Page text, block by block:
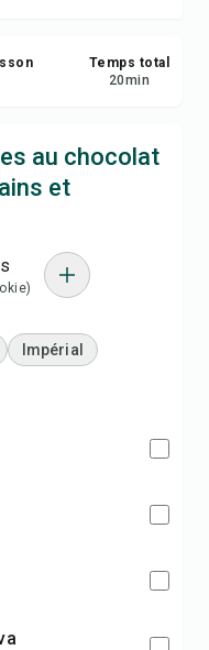
Temps total
20min
au chocolat
et
Impérial